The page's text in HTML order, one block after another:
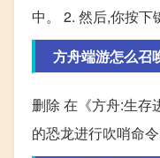
中。 2. 然后,你按下
方舟端游怎么召
删除 在《方舟:生存
的恐龙进行吹哨命令;